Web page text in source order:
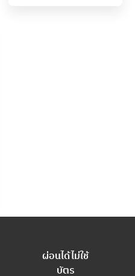
ผ่อนได้ไม่ใช้
บัตร